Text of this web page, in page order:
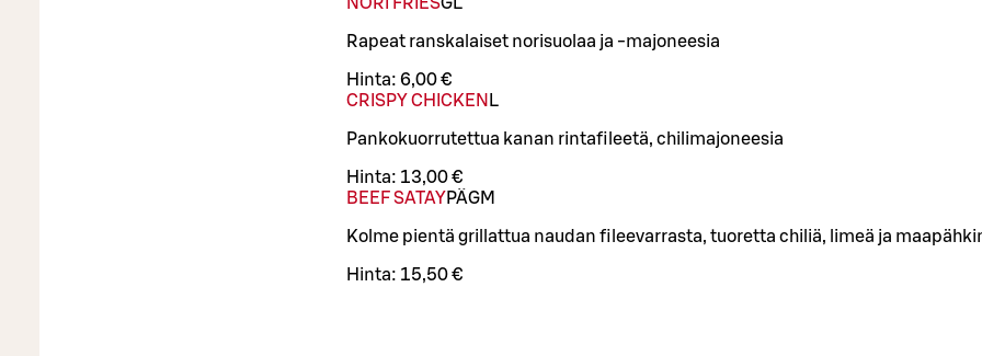
Rapeat ranskalaiset norisuolaa ja -majoneesia
Hinta: 6,00 €
CRISPY CHICKEN L
Pankokuorrutettua kanan rintafileetä, chilimajoneesia
Hinta: 13,00 €
BEEF SATAY PÄGM
Kolme pientä grillattua naudan fileevarrasta, tuoretta chiliä, limeä ja
Hinta: 15,50 €